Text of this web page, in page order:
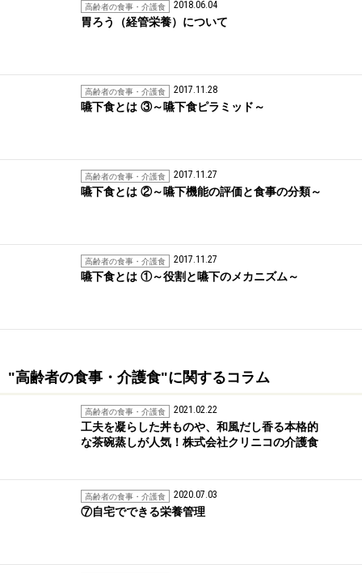
高齢者の食事・介護食 2018.06.04
胃ろう（経管栄養）について
高齢者の食事・介護食 2017.11.28
嚥下食とは ③～嚥下食ピラミッド～
高齢者の食事・介護食 2017.11.27
嚥下食とは ②～嚥下機能の評価と食事の分類～
高齢者の食事・介護食 2017.11.27
嚥下食とは ①～役割と嚥下のメカニズム～
"高齢者の食事・介護食"に関するコラム
高齢者の食事・介護食 2021.02.22
工夫を凝らした丼ものや、和風だし香る本格的
な茶碗蒸しが人気！株式会社クリニコの介護食
高齢者の食事・介護食 2020.07.03
⑦自宅でできる栄養管理